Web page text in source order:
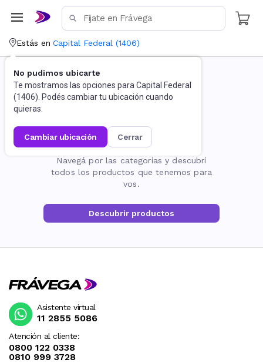
Estás en Capital Federal (1406)
No pudimos ubicarte
Te mostramos las opciones para Capital Federal
(1406). Podés cambiar tu ubicación cuando
quieras.
cambiar ubicación cerrar
La página no existe
Navegá por las categorías y descubrí
todos los productos que tenemos para
vos.
Descubrir productos
Atención al cliente:
0800 122 0338
0810 999 3728
Asistente virtual
11 2855 5086